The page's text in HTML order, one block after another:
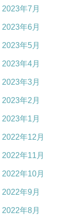
2023年7月
2023年6月
2023年5月
2023年4月
2023年3月
2023年2月
2023年1月
2022年12月
2022年11月
2022年10月
2022年9月
2022年8月